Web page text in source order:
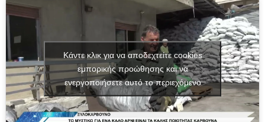
Κάντε κλικ για να αποδεχτείτε cookies
εμπορικής προώθησης και να
ενεργοποιήσετε αυτό το περιεχόμενο